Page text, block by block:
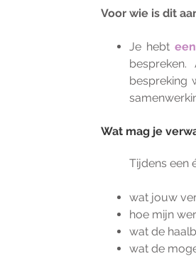
Voor wie is dit
Je hebt
bespreking
Wat mag je
Tijdens een
wat jouw
hoe mijn
wat de
wat de